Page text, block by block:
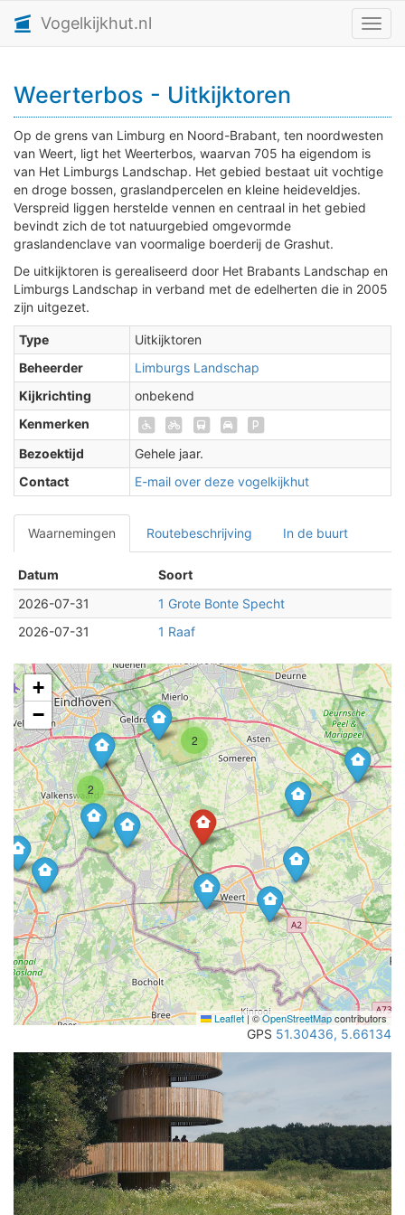
Vogelkijkhut.nl
Weerterbos - Uitkijktoren
Op de grens van Limburg en Noord-Brabant, ten noordwesten
van Weert, ligt het Weerterbos, waarvan 705 ha eigendom is
van Het Limburgs Landschap. Het gebied bestaat uit vochtige
en droge bossen, graslandpercelen en kleine heideveldjes.
Verspreid liggen herstelde vennen en centraal in het gebied
bevindt zich de tot natuurgebied omgevormde
graslandenclave van voormalige boerderij de Grashut.
De uitkijktoren is gerealiseerd door Het Brabants Landschap en
Limburgs Landschap in verband met de edelherten die in 2005
zijn uitgezet.
Type
Uitkijktoren
Beheerder
Limburgs Landschap
Kijkrichting
onbekend
Kenmerken
Bezoektijd
Gehele jaar.
Contact
E-mail over deze vogelkijkhut
Waarnemingen Routebeschrijving In de buurt
Datum
Soort
2026-07-31
1 Grote Bonte Specht
2026-07-31
1 Raaf
2
2
+
−
Leaflet|©OpenStreetMapcontributors
GPS 51.30436, 5.66134